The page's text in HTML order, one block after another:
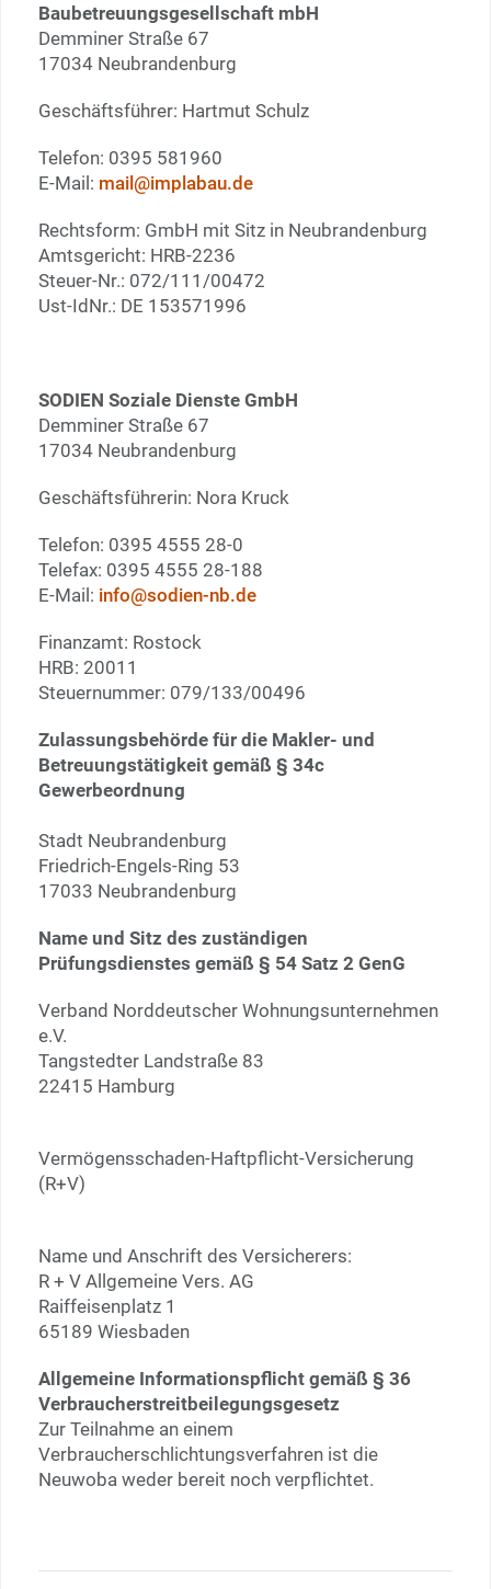
Baubetreuungsgesellschaft mbH
Demminer Straße 67
17034 Neubrandenburg
Geschäftsführer: Hartmut Schulz
Telefon: 0395 581960
E-Mail: mail@implabau.de
Rechtsform: GmbH mit Sitz in Neubrandenburg
Amtsgericht: HRB-2236
Steuer-Nr.: 072/111/00472
Ust-IdNr.: DE 153571996
SODIEN Soziale Dienste GmbH
Demminer Straße 67
17034 Neubrandenburg
Geschäftsführerin: Nora Kruck
Telefon: 0395 4555 28-0
Telefax: 0395 4555 28-188
E-Mail: info@sodien-nb.de
Finanzamt: Rostock
HRB: 20011
Steuernummer: 079/133/00496
Zulassungsbehörde für die Makler- und
Betreuungstätigkeit gemäß § 34c
Gewerbeordnung
Stadt Neubrandenburg
Friedrich-Engels-Ring 53
17033 Neubrandenburg
Name und Sitz des zuständigen
Prüfungsdienstes gemäß § 54 Satz 2 GenG
Verband Norddeutscher Wohnungsunternehmen
e.V.
Tangstedter Landstraße 83
22415 Hamburg
Vermögensschaden-Haftpflicht-Versicherung
(R+V)
Name und Anschrift des Versicherers:
R + V Allgemeine Vers. AG
Raiffeisenplatz 1
65189 Wiesbaden
Allgemeine Informationspflicht gemäß § 36
Verbraucherstreitbeilegungsgesetz
Zur Teilnahme an einem
Verbraucherschlichtungsverfahren ist die
Neuwoba weder bereit noch verpflichtet.